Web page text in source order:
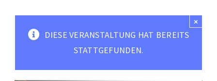
DIESE VERANSTALTUNG HAT BEREITS
STATTGEFUNDEN.
×